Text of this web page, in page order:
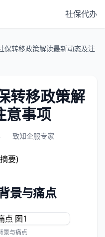
社保代办
保转移政策解读最新动态及注
转移政策解
意事项
致知企服专家
要)
景与痛点
景与痛点